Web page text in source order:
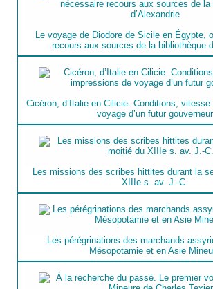
Le voyage de Diodore de Sicile en Égypte,
recours aux sources de la bibliothèque
Cicéron, d’Italie en Cilicie. Conditions,
voyage d’un futur gouverneur
Les missions des scribes hittites durant la
XIIIe s. av. J.-C.
Les pérégrinations des marchands
Mésopotamie et en Asie